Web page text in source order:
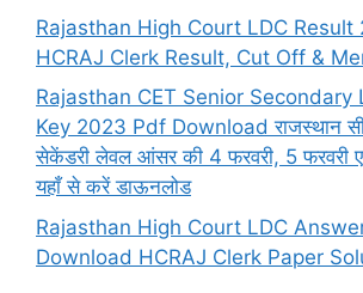
Rajasthan High Court LDC Result
HCRAJ Clerk Result, Cut Off &
Rajasthan CET Senior Secondary
Key 2023 Pdf Download राजस्थान
सेकेंडरी लेवल आंसर की 4 फरवरी, 5 फरवरी
यहाँ से करें डाऊनलोड
Rajasthan High Court LDC
Download HCRAJ Clerk Paper